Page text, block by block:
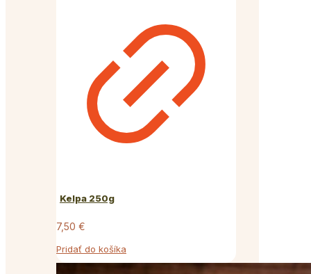
Kelpa 250g
7,50 €
Pridať do košíka